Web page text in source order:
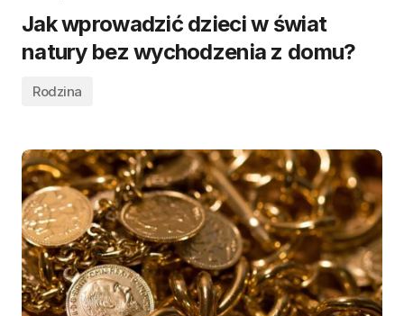
Jak wprowadzić dzieci w świat
natury bez wychodzenia z domu?
Rodzina